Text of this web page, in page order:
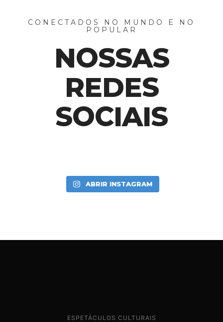
CONECTADOS NO MUNDO E NO
POPULAR
NOSSAS
REDES
SOCIAIS
ABRIR INSTAGRAM
ESPETÁCULOS CULTURAIS